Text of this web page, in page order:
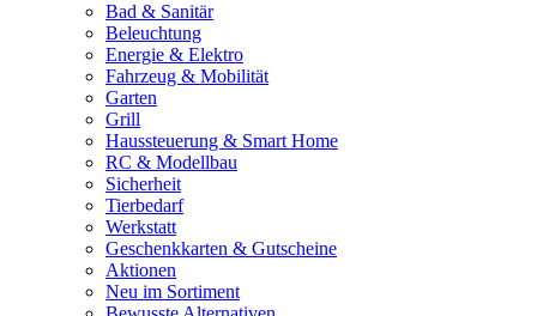
Bad & Sanitär
Beleuchtung
Energie & Elektro
Fahrzeug & Mobilität
Garten
Grill
Haussteuerung & Smart Home
RC & Modellbau
Sicherheit
Tierbedarf
Werkstatt
Geschenkkarten & Gutscheine
Aktionen
Neu im Sortiment